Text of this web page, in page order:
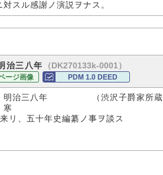
スル感謝ノ演説ヲナス。
三八年
（DK270133k-0001）
ージ画像 PDM 1.0 DEED
治三八年 （渋沢子爵家所蔵
リ、五十年史編纂ノ事ヲ談ス